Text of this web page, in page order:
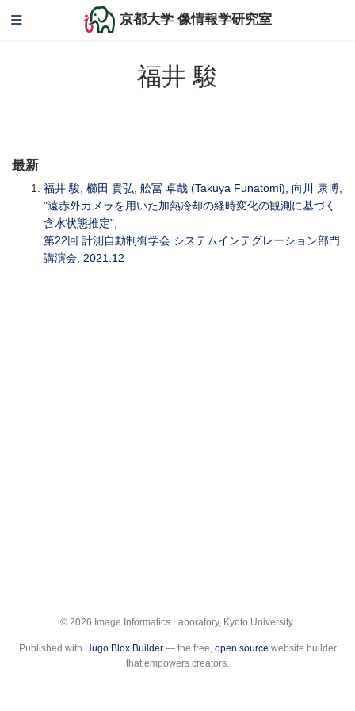
京都大学 像情報学研究室
福井 駿
最新
福井 駿, 櫛田 貴弘, 舩冨 卓哉 (Takuya Funatomi), 向川 康博,
"遠赤外カメラを用いた加熱冷却の経時変化の観測に基づく
含水状態推定",
第22回 計測自動制御学会 システムインテグレーション部門
講演会, 2021.12
© 2026 Image Informatics Laboratory, Kyoto University.
Published with Hugo Blox Builder— the free, open source website builder
that empowers creators.